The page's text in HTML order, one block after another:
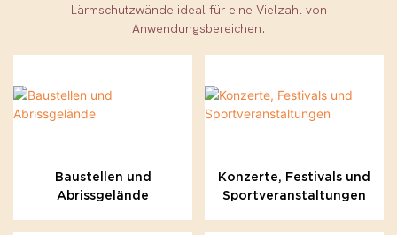
Lärmschutzwände ideal für eine Vielzahl von
Anwendungsbereichen.
Baustellen und
Abrissgelände
Konzerte, Festivals und
Sportveranstaltungen